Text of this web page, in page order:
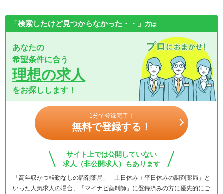
「検索したけど見つからなかった・・」 方は
あなたの
希望条件に合う
理想の求人
をお探しします！
1分で登録完了！
無料で登録する！
サイト上では公開していない
求人（非公開求人）もあります
「高年収かつ転勤なしの調剤薬局」「土日休み＋平日休みの調剤薬局」と
いった人気求人の場合、「マイナビ薬剤師」に登録済みの方に優先的にご